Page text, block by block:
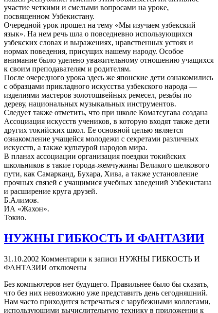
участие четкими и смелыми вопросами на уроке,
посвященном Узбекистану.
Очередной урок прошел на тему «Мы изучаем узбекский
язык». На нем речь шла о повседневно использующихся
узбекских словах и выражениях, нравственных устоях и
нормах поведения, присущих нашему народу. Особое
внимание было уделено уважительному отношению учащихся
к своим преподавателям и родителям.
После очередного урока здесь же японские дети ознакомились
с образцами прикладного искусства узбекского народа —
изделиями мастеров золотошвейных ремесел, резьбы по
дереву, национальных музыкальных инструментов.
Следует также отметить, что при школе Коматсугава создана
Ассоциация искусств учеников, в которую входят также дети
других токийских школ. Ее основной целью является
ознакомление учащейся молодежи с секретами различных
искусств, а также культурой народов мира.
В планах ассоциации организация поездки токийских
школьников в такие города-жемчужины Великого шелкового
пути, как Самарканд, Бухара, Хива, а также установление
прочных связей с учащимися учебных заведений Узбекистана
и расширение круга друзей.
Б.Алимов.
ИА «Жахон».
Токио.
НУЖНЫ ГИБКОСТЬ И ФАНТАЗИИ
31.10.2002 Комментарии к записи НУЖНЫ ГИБКОСТЬ И
ФАНТАЗИИ отключены
Без компьютеров нет будущего. Правильнее было бы сказать,
что без них невозможно уже представить день сегодняшний.
Нам часто приходится встречаться с зарубежными коллегами,
использующими вычислительную технику в приложении к